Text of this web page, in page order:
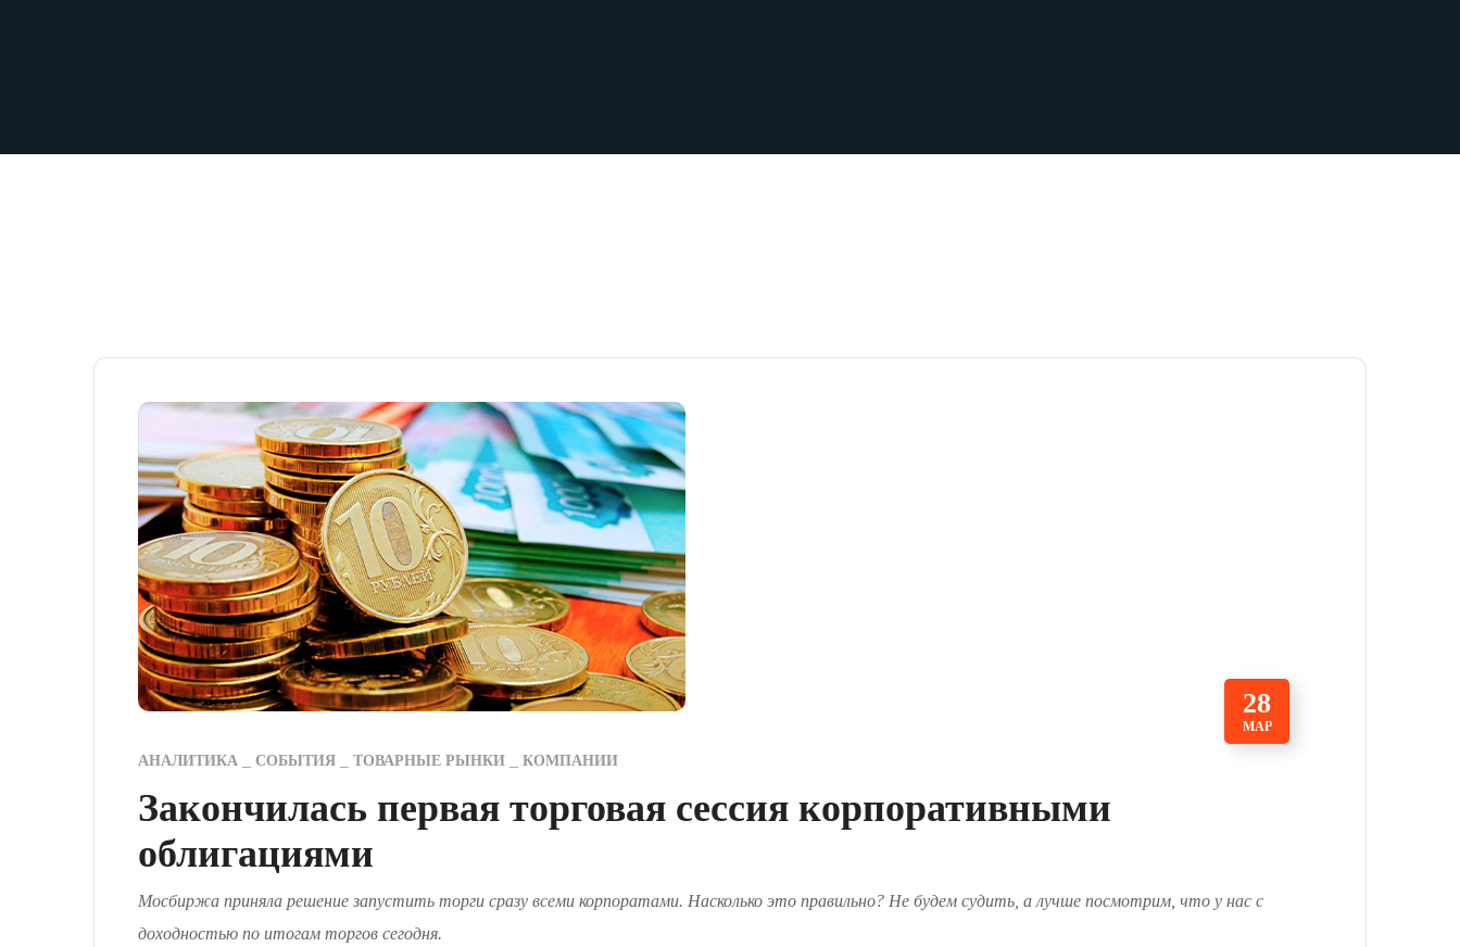
28
МАР
АНАЛИТИКА СОБЫТИЯ ТОВАРНЫЕ РЫНКИ КОМПАНИИ
Закончилась первая торговая сессия корпоративными
облигациями
Мосбиржа приняла решение запустить торги сразу всеми корпоратами. Насколько это правильно? Не будем судить, а лучше посмотрим, что у нас с
доходностью по итогам торгов сегодня.